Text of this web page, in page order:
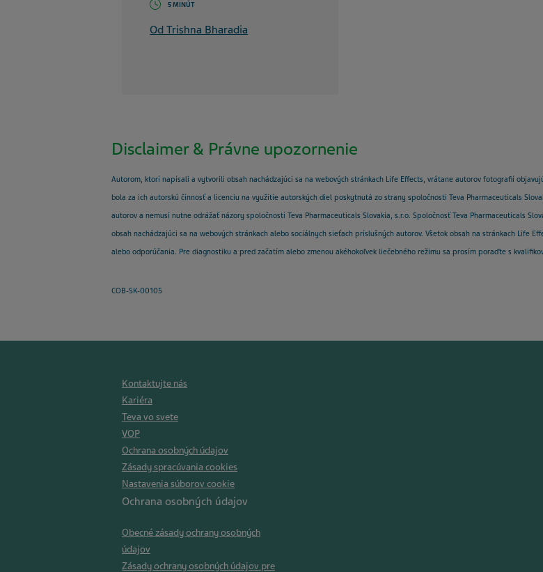
5 MINÚT
Od Trishna Bharadia
Disclaimer & Právne upozornenie
Autorom, ktorí napísali a vytvorili obsah nachádzajúci sa na webových stránkach Life Effects, vrátane autorov fotografií
bola za ich autorskú činnosť a licenciu na využitie autorských diel poskytnutá zo strany spoločnosti Teva Pharmaceuticals
autorov a nemusí nutne odrážať názory spoločnosti Teva Pharmaceuticals Slovakia, s.r.o. Spoločnosť Teva Pharmaceuticals
obsah nachádzajúci sa na webových stránkach alebo sociálnych sieťach príslušných autorov. Všetok obsah na stránkach Life
alebo odporúčania. Pre diagnostiku a pred začatím alebo zmenou akéhokoľvek liečebného režimu sa prosím poraďte s
COB-SK-00105
Kontaktujte nás
Kariéra
Teva vo svete
VOP
Ochrana osobných údajov
Zásady spracúvania cookies
Nastavenia súborov cookie
Ochrana osobných údajov
Obecné zásady ochrany osobných
údajov
Zásady ochrany osobných údajov pre